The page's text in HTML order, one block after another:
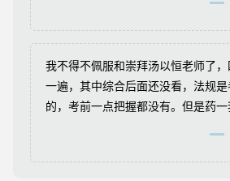
我不得不佩服和崇拜汤以恒老师了
一遍，其中综合后面还没看，法规
的，考前一点把握都没有。但是药